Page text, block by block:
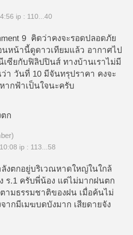
ip : 110...40
9 คิดว่าคงจะรอดปลอดภัย
หน้านี้ดูดาวเทียมแล้ว อากาศไป
ซียกับฟิลิปปินส์ ทางบ้านเราไม่มี
า วันที่ 10 มีจันทรุปราคา คงจะ
กฟ้าเป็นใจนะครับ
ก
ip : 113...58
งตกอยู่บริเวณหาดใหญ่ในใกล้
ร.1 ครับพี่น้อง แต่ไม่มากฝนตก
ามธรรมชาติของฝน เมื่อค้นไม่
ากมีเมฆบดบังมาก เสียดายจัง